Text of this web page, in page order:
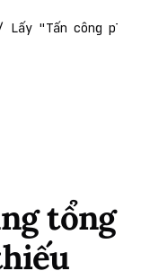
Lấy "Tấn công
tổng